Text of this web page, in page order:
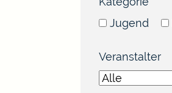
Jugend
Veranstalter